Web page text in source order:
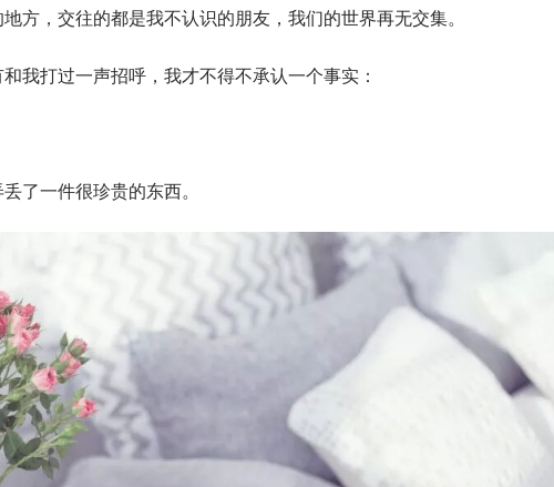
方，交往的都是我不认识的朋友，我们的世界再无交集。
我打过一声招呼，我才不得不承认一个事实：
了一件很珍贵的东西。